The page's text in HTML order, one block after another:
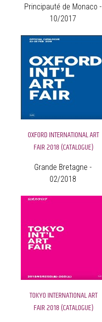
Principauté de Monaco -
10/2017
OXFORD INTERNATIONAL ART
FAIR 2018 (CATALOGUE)
Grande Bretagne -
02/2018
TOKYO INTERNATIONAL ART
FAIR 2018 (CATALOGUE)